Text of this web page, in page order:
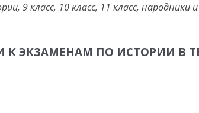
9 класс, 10 класс, 11 класс,
К ЭКЗАМЕНАМ ПО ИСТОРИИ В